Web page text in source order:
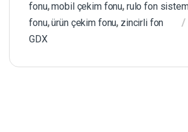
fonu,mobil çekim fonu, rulo fon
fonu,ürün çekim fonu, zincirli fon
GDX